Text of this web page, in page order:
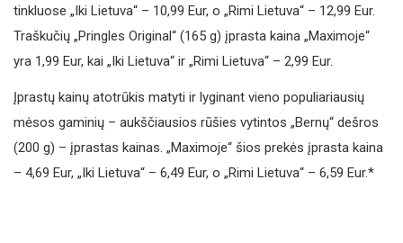
tinkluose „Iki Lietuva“ – 10,99 Eur, o „Rimi Lietuva“ – 12,99 Eur.
Traškučių „Pringles Original“ (165 g) įprasta kaina „Maximoje“
yra 1,99 Eur, kai „Iki Lietuva“ ir „Rimi Lietuva“ – 2,99 Eur.
Įprastų kainų atotrūkis matyti ir lyginant vieno populiariausių
mėsos gaminių – aukščiausios rūšies vytintos „Bernų“ dešros
(200 g) – įprastas kainas. „Maximoje“ šios prekės įprasta kaina
– 4,69 Eur, „Iki Lietuva“ – 6,49 Eur, o „Rimi Lietuva“ – 6,59 Eur.*